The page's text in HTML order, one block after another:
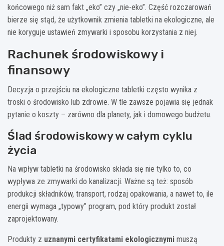
końcowego niż sam fakt „eko” czy „nie-eko”. Część rozczarowań
bierze się stąd, że użytkownik zmienia tabletki na ekologiczne, ale
nie koryguje ustawień zmywarki i sposobu korzystania z niej.
Rachunek środowiskowy i
finansowy
Decyzja o przejściu na ekologiczne tabletki często wynika z
troski o środowisko lub zdrowie. W tle zawsze pojawia się jednak
pytanie o koszty – zarówno dla planety, jak i domowego budżetu.
Ślad środowiskowy w całym cyklu
życia
Na wpływ tabletki na środowisko składa się nie tylko to, co
wypływa ze zmywarki do kanalizacji. Ważne są też: sposób
produkcji składników, transport, rodzaj opakowania, a nawet to, ile
energii wymaga „typowy” program, pod który produkt został
zaprojektowany.
Produkty z uznanymi certyfikatami ekologicznymi muszą